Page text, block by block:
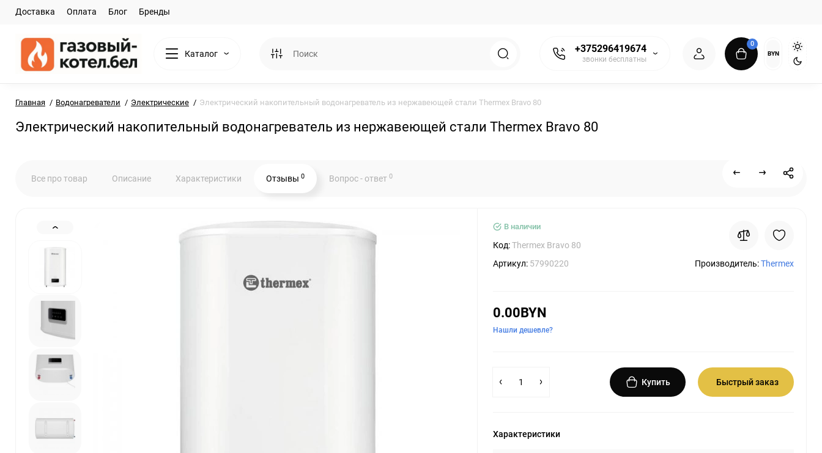
Доставка Оплата Блог Бренды
Каталог +375296419674
звонки бесплатны
0
BYN
Главная Водонагреватели Электрические Электрический накопительный водонагреватель из нержавеющей стали Thermex Bravo 80
Электрический накопительный водонагреватель из нержавеющей стали Thermex Bravo 80
Все про товар Описание Характеристики Отзывы 0 Вопрос - ответ 0
В наличии
Код:Thermex Bravo 80
Артикул: 57990220 Производитель:Thermex
0.00BYN
Нашли дешевле?
Купить Быстрый заказ
Характеристики